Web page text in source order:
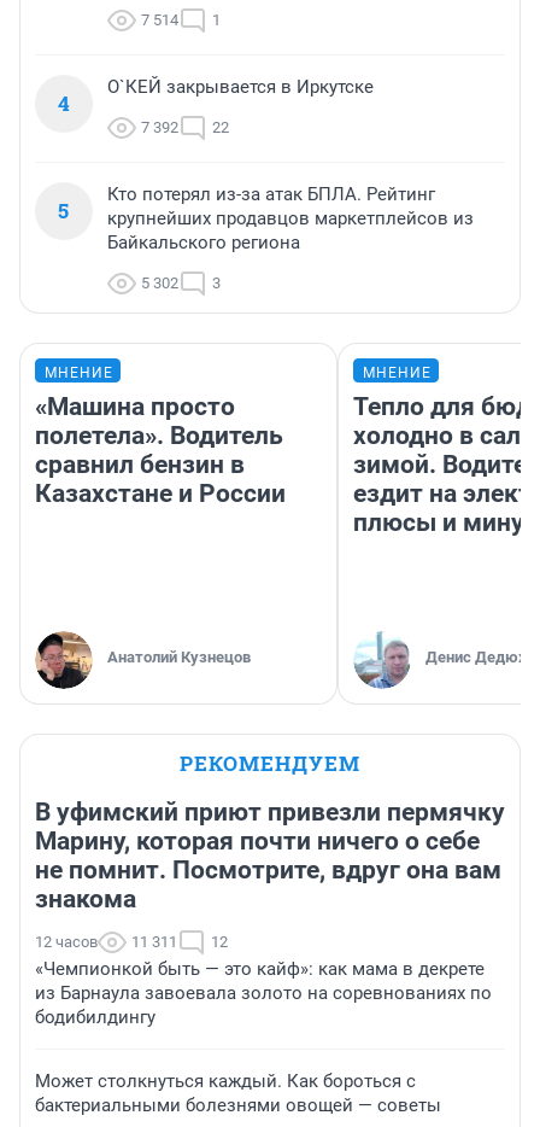
7 514 1
4
О`КЕЙ закрывается в Иркутске
7 392 22
5
Кто потерял из-за атак БПЛА. Рейтинг
крупнейших продавцов маркетплейсов из
Байкальского региона
5 302 3
МНЕНИЕ
«Машина просто
полетела». Водитель
сравнил бензин в
Казахстане и России
Анатолий Кузнецов
МНЕНИЕ
Тепло для
холодно в
зимой.
ездит на
плюсы и
Денис
РЕКОМЕНДУЕМ
В уфимский приют привезли пермячку
Марину, которая почти ничего о себе
не помнит. Посмотрите, вдруг она вам
знакома
12 часов 11 311 12
«Чемпионкой быть — это кайф»: как мама в декрете
из Барнаула завоевала золото на соревнованиях по
бодибилдингу
Может столкнуться каждый. Как бороться с
бактериальными болезнями овощей — советы